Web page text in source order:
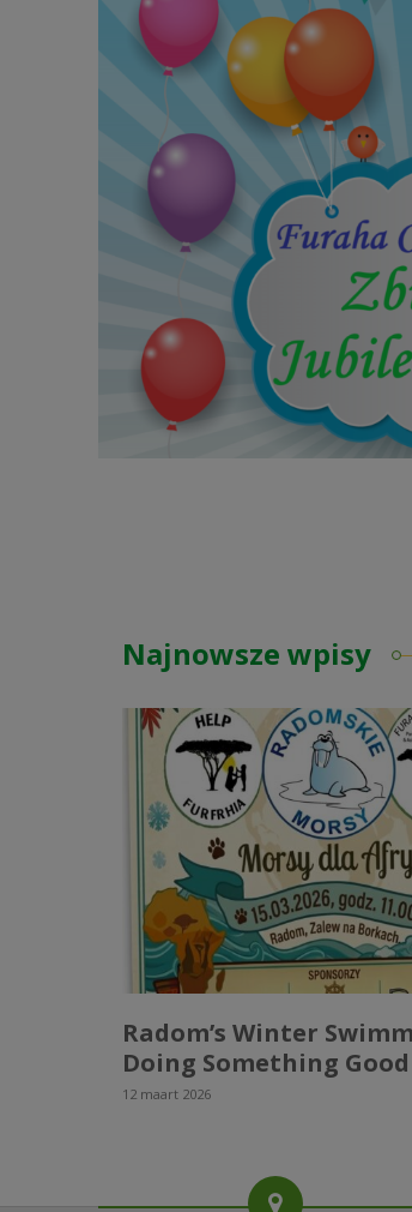
Najnowsze wpisy
Radom’s Winter
Doing Something
12 maart 2026